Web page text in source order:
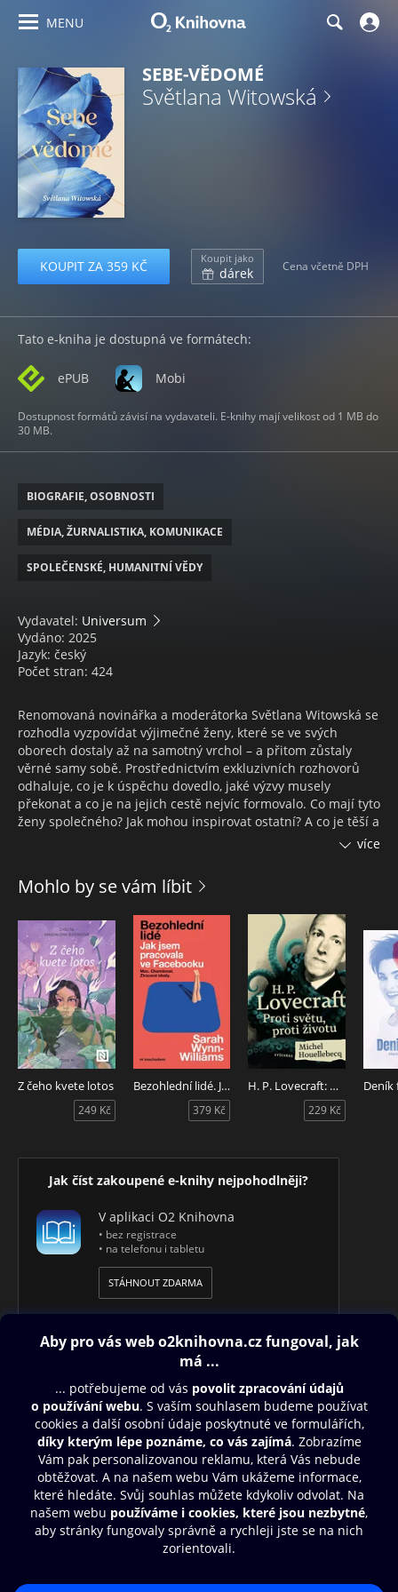
MENU
SEBE-VĚDOMÉ
Světlana Witowská
KOUPIT ZA 359 KČ Koupit jako
dárek Cena včetně DPH
Tato e-kniha je dostupná ve formátech:
ePUB Mobi
Dostupnost formátů závisí na vydavateli. E-knihy mají velikost od 1 MB do
30 MB.
BIOGRAFIE, OSOBNOSTI
MÉDIA, ŽURNALISTIKA, KOMUNIKACE
SPOLEČENSKÉ, HUMANITNÍ VĚDY
Vydavatel: Universum
Vydáno: 2025
Jazyk: český
Počet stran: 424
Renomovaná novinářka a moderátorka Světlana Witowská se
rozhodla vyzpovídat výjimečné ženy, které se ve svých
oborech dostaly až na samotný vrchol – a přitom zůstaly
věrné samy sobě. Prostřednictvím exkluzivních rozhovorů
odhaluje, co je k úspěchu dovedlo, jaké výzvy musely
překonat a co je na jejich cestě nejvíc formovalo. Co mají tyto
ženy společného? Jak mohou inspirovat ostatní? A co je těší a
naopak frustruje? Tato kniha nabízí další pohled do jejich
knize se můžete těšit na setkání s L. Bradáčovou, Z.
Holušovou, E. Jiřičnou, V. Jourovou, S. Kijonkovou, M.
Králíčkovou, B. Krejčíkovou, A. Langerovou, T. le Moigne, D.
Peškovou, K. Šimáčkovou, L. Šmuclerovou, S. Stašovou, K.
Tučkovou, K. Vlčkovou a J. Zielinski.
více
Mohlo by se vám líbit
Z čeho kvete lotos
249 Kč
Bezohlední lidé. Jak jsem pracovala ve Facebooku - moc, chamtivost a ztracené ideály
379 Kč
H. P. Lovecraft: Proti světu, proti životu
229 Kč
Deník
Jak číst zakoupené e-knihy nejpohodlněji?
V aplikaci O2 Knihovna
• bez registrace
• na telefonu i tabletu
STÁHNOUT ZDARMA
Obsah ke stažení
Moje O2 Knihovna
Další zábava
© O2 Czech Republic a.s.